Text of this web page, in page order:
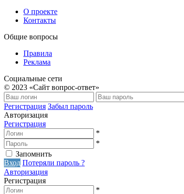
О проекте
Контакты
Общие вопросы
Правила
Реклама
Социальные сети
© 2023 «Сайт вопрос-ответ»
Регистрация Забыл пароль
Авторизация
Регистрация
*
*
Запомнить
Вход Потеряли пароль ?
Авторизация
Регистрация
*